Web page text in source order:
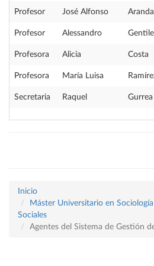
Profesor José Alfonso Aranda
Profesor Alessandro Gentile
Profesora Alicia Costa
Profesora María Luisa
Secretaria Raquel Gurrea
Inicio
Máster Universitario en
Sociales
Agentes del Sistema de Gestión